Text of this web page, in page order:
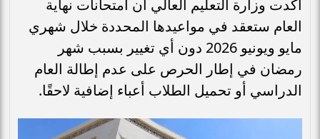
أكدت وزارة التعليم العالي أن امتحانات نهاية
العام ستعقد في مواعيدها المحددة خلال شهري
مايو ويونيو 2026 دون أي تغيير بسبب شهر
رمضان في إطار الحرص على عدم إطالة العام
الدراسي أو تحميل الطلاب أعباء إضافية لاحقًا.